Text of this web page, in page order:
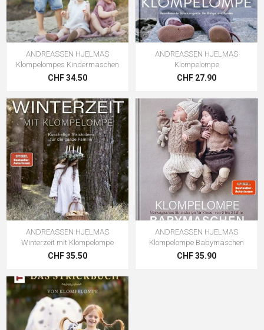
ANDREASSEN HJELMAS
Klompelompes Kindermaschen
CHF 34.50
ANDREASSEN HJELMAS
Klompelompe
CHF 27.90
ANDREASSEN HJELMAS
Winterzeit mit Klompelompe
CHF 35.50
ANDREASSEN HJELMAS
Klompelompe Babymaschen
CHF 35.90